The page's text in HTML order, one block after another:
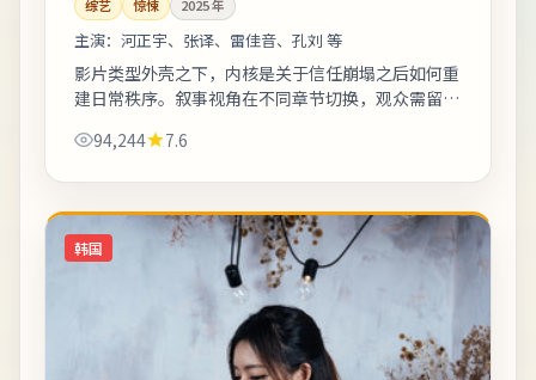
综艺 惊悚 2025年
主演： 河正宇、张译、雷佳音、孔刘 等
影片类型外壳之下，内核是关于信任崩塌之后如何重
建日常秩序。叙事视角在不同章节切换，观众需留意
解锁更多前后呼应。《小城广播归来之前》...
94,244 7.6
韩国